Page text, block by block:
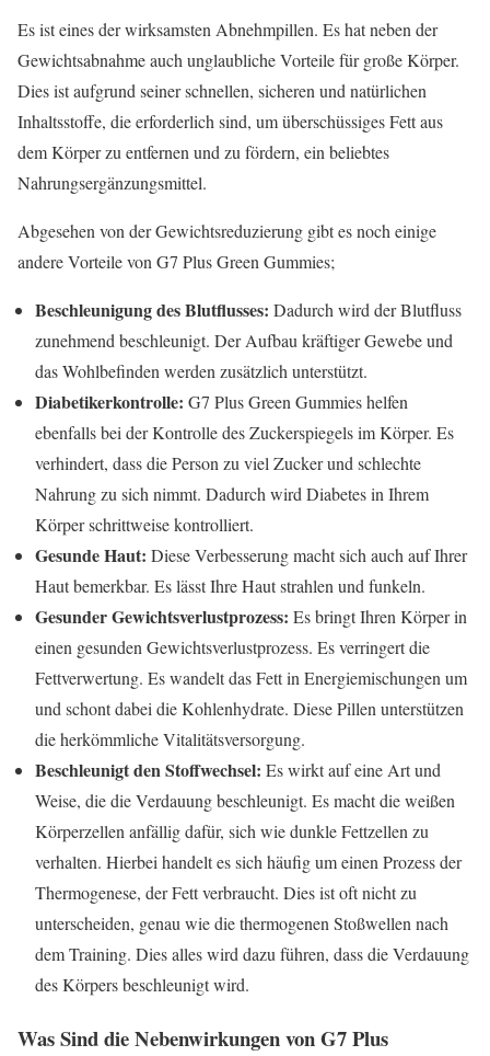
Es ist eines der wirksamsten Abnehmpillen. Es hat neben der
Gewichtsabnahme auch unglaubliche Vorteile für große Körper.
Dies ist aufgrund seiner schnellen, sicheren und natürlichen
Inhaltsstoffe, die erforderlich sind, um überschüssiges Fett aus
dem Körper zu entfernen und zu fördern, ein beliebtes
Nahrungsergänzungsmittel.
Abgesehen von der Gewichtsreduzierung gibt es noch einige
andere Vorteile von G7 Plus Green Gummies;
Beschleunigung des Blutflusses: Dadurch wird der Blutfluss
zunehmend beschleunigt. Der Aufbau kräftiger Gewebe und
das Wohlbefinden werden zusätzlich unterstützt.
Diabetikerkontrolle: G7 Plus Green Gummies helfen
ebenfalls bei der Kontrolle des Zuckerspiegels im Körper. Es
verhindert, dass die Person zu viel Zucker und schlechte
Nahrung zu sich nimmt. Dadurch wird Diabetes in Ihrem
Körper schrittweise kontrolliert.
Gesunde Haut: Diese Verbesserung macht sich auch auf Ihrer
Haut bemerkbar. Es lässt Ihre Haut strahlen und funkeln.
Gesunder Gewichtsverlustprozess: Es bringt Ihren Körper in
einen gesunden Gewichtsverlustprozess. Es verringert die
Fettverwertung. Es wandelt das Fett in Energiemischungen um
und schont dabei die Kohlenhydrate. Diese Pillen unterstützen
die herkömmliche Vitalitätsversorgung.
Beschleunigt den Stoffwechsel: Es wirkt auf eine Art und
Weise, die die Verdauung beschleunigt. Es macht die weißen
Körperzellen anfällig dafür, sich wie dunkle Fettzellen zu
verhalten. Hierbei handelt es sich häufig um einen Prozess der
Thermogenese, der Fett verbraucht. Dies ist oft nicht zu
unterscheiden, genau wie die thermogenen Stoßwellen nach
dem Training. Dies alles wird dazu führen, dass die Verdauung
des Körpers beschleunigt wird.
Was Sind die Nebenwirkungen von G7 Plus